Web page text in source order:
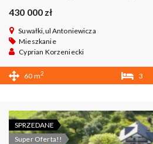
430 000 zł
Suwałki,ul Antoniewicza
Mieszkanie
Cyprian Korzeniecki
60 m2
3
SPRZEDANE
Super Oferta!!